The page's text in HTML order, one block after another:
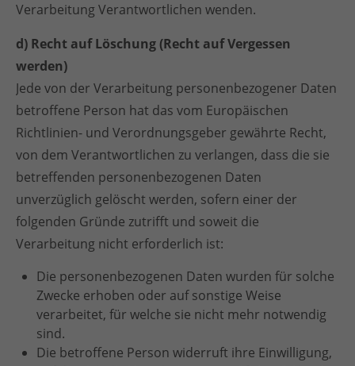
Verarbeitung Verantwortlichen wenden.
d) Recht auf Löschung (Recht auf Vergessen
werden)
Jede von der Verarbeitung personenbezogener Daten
betroffene Person hat das vom Europäischen
Richtlinien- und Verordnungsgeber gewährte Recht,
von dem Verantwortlichen zu verlangen, dass die sie
betreffenden personenbezogenen Daten
unverzüglich gelöscht werden, sofern einer der
folgenden Gründe zutrifft und soweit die
Verarbeitung nicht erforderlich ist:
Die personenbezogenen Daten wurden für solche
Zwecke erhoben oder auf sonstige Weise
verarbeitet, für welche sie nicht mehr notwendig
sind.
Die betroffene Person widerruft ihre Einwilligung,